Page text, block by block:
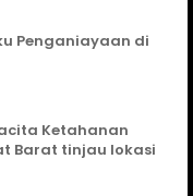
Penganiayaan di
Ketahanan
Barat tinjau lokasi